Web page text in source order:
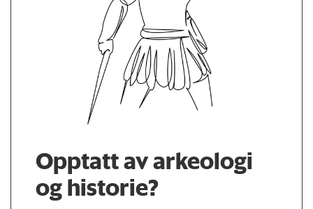
Opptatt av arkeologi
og historie?